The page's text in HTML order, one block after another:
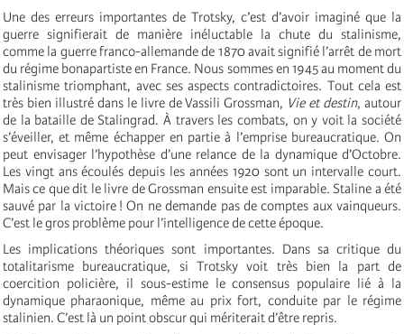
Une des erreurs importantes de Trotsky, c’est d’avoir imaginé que la
guerre signifierait de manière inéluctable la chute du stalinisme,
comme la guerre franco-allemande de 1870 avait signifié l’arrêt de mort
du régime bonapartiste en France. Nous sommes en 1945 au moment du
stalinisme triomphant, avec ses aspects contradictoires. Tout cela est
très bien illustré dans le livre de Vassili Grossman, Vie et destin, autour
de la bataille de Stalingrad. À travers les combats, on y voit la société
s’éveiller, et même échapper en partie à l’emprise bureaucratique. On
peut envisager l’hypothèse d’une relance de la dynamique d’Octobre.
Les vingt ans écoulés depuis les années 1920 sont un intervalle court.
Mais ce que dit le livre de Grossman ensuite est imparable. Staline a été
sauvé par la victoire ! On ne demande pas de comptes aux vainqueurs.
C’est le gros problème pour l’intelligence de cette époque.
Les implications théoriques sont importantes. Dans sa critique du
totalitarisme bureaucratique, si Trotsky voit très bien la part de
coercition policière, il sous-estime le consensus populaire lié à la
dynamique pharaonique, même au prix fort, conduite par le régime
stalinien. C’est là un point obscur qui mériterait d’être repris.